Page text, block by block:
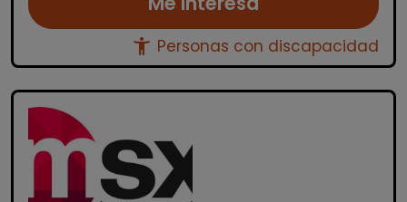
accessibility_new Personas con discapacidad